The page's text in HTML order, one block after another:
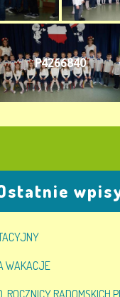
P4266840
WAKACJE
ROCZNICY RADOMSKICH